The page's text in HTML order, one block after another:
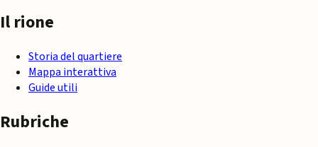
Il rione
Storia del quartiere
Mappa interattiva
Guide utili
Rubriche